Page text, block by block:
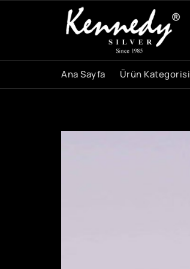
Ana Sayfa Ürün Kategorisi